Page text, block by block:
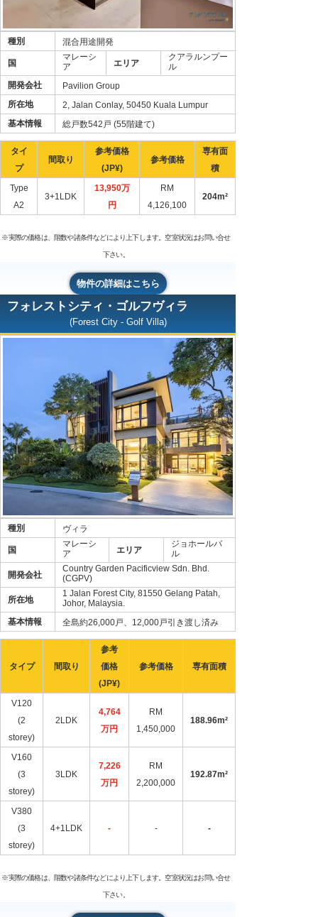
種別 混合用途開発
国
マレーシ
ア
エリア
クアラルンプー
ル
開発会社
Pavilion Group
所在地
2, Jalan Conlay, 50450 Kuala Lumpur
基本情報
総戸数542戸 (55階建て)
タイ
プ
間取り
参考価格
(JP¥)
参考価格
専有面
積
Type
A2
3+1LDK
13,950万
円
RM
4,126,100
204m²
※実際の価格は、階数や諸条件などにより上下します。空室状況はお問い合せ
下さい。
物件の詳細はこちら
フォレストシティ・ゴルフヴィラ
(Forest City - Golf Villa)
種別 ヴィラ
国
マレーシ
ア
エリア
ジョホールバ
ル
開発会社
Country Garden Pacificview Sdn. Bhd.
(CGPV)
所在地
1 Jalan Forest City, 81550 Gelang Patah,
Johor, Malaysia.
基本情報
全島約26,000戸、12,000戸引き渡し済み
タイプ 間取り
参考
価格
(JP¥)
参考価格 専有面積
V120
(2
storey)
2LDK
4,764
万円​
RM
1,450,000
188.96m²
V160
(3
storey)
3LDK
7,226
万円​
RM
2,200,000
192.87m²
V380
(3
storey)
4+1LDK - - -
※実際の価格は、階数や諸条件などにより上下します。空室状況はお問い合せ
下さい。